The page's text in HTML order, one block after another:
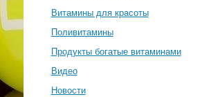
Витамины для красоты
Поливитамины
Продукты богатые витаминами
Видео
Новости